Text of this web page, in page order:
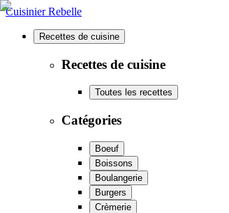
Cuisinier Rebelle
Recettes de cuisine
Recettes de cuisine
Toutes les recettes
Catégories
Boeuf
Boissons
Boulangerie
Burgers
Crèmerie